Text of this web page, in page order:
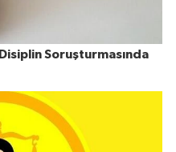
Soruşturmasında